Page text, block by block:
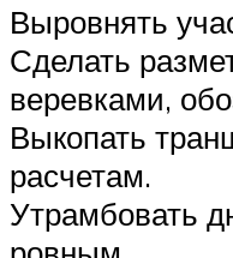
Выровнять
Сделать
веревками,
Выкопать
расчетам.
Утрамбовать